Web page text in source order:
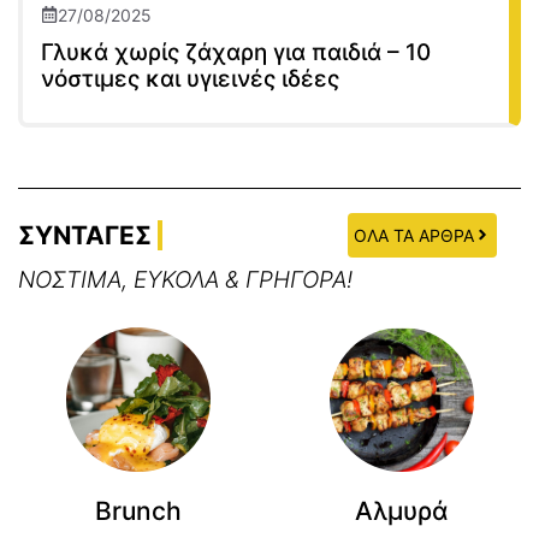
27/08/2025
Γλυκά χωρίς ζάχαρη για παιδιά – 10
νόστιμες και υγιεινές ιδέες
ΣΥΝΤΑΓΕΣ ΟΛΑ ΤΑ ΑΡΘΡΑ
ΝΟΣΤΙΜΑ, ΕΥΚΟΛΑ & ΓΡΗΓΟΡΑ!
Brunch Αλμυρά